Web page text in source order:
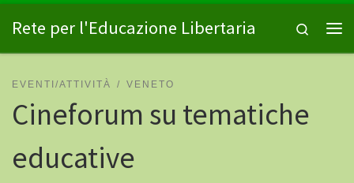
Passa al contenuto
Rete per l'Educazione Libertaria
Search
EVENTI/ATTIVITÀ VENETO
Cineforum su tematiche
educative